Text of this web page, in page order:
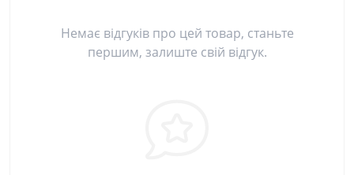
Немає відгуків про цей товар, станьте
першим, залиште свій відгук.